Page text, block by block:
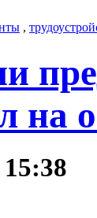
,
на
15:38